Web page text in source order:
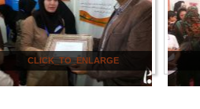
CLICK_TO_ENLARGE